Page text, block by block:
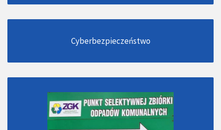
Cyberbezpieczeństwo